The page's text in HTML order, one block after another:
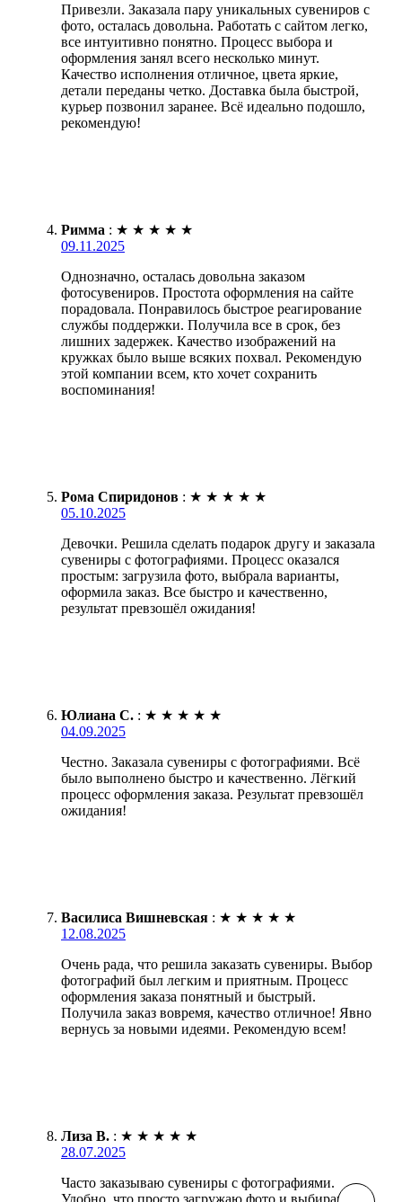
Привезли. Заказала пару уникальных сувениров с
фото, осталась довольна. Работать с сайтом легко,
все интуитивно понятно. Процесс выбора и
оформления занял всего несколько минут.
Качество исполнения отличное, цвета яркие,
детали переданы четко. Доставка была быстрой,
курьер позвонил заранее. Всё идеально подошло,
рекомендую!
Римма : ★ ★ ★ ★ ★
09.11.2025
Однозначно, осталась довольна заказом
фотосувениров. Простота оформления на сайте
порадовала. Понравилось быстрое реагирование
службы поддержки. Получила все в срок, без
лишних задержек. Качество изображений на
кружках было выше всяких похвал. Рекомендую
этой компании всем, кто хочет сохранить
воспоминания!
Рома Спиридонов : ★ ★ ★ ★ ★
05.10.2025
Девочки. Решила сделать подарок другу и заказала
сувениры с фотографиями. Процесс оказался
простым: загрузила фото, выбрала варианты,
оформила заказ. Все быстро и качественно,
результат превзошёл ожидания!
Юлиана С. : ★ ★ ★ ★ ★
04.09.2025
Честно. Заказала сувениры с фотографиями. Всё
было выполнено быстро и качественно. Лёгкий
процесс оформления заказа. Результат превзошёл
ожидания!
Василиса Вишневская : ★ ★ ★ ★ ★
12.08.2025
Очень рада, что решила заказать сувениры. Выбор
фотографий был легким и приятным. Процесс
оформления заказа понятный и быстрый.
Получила заказ вовремя, качество отличное! Явно
вернусь за новыми идеями. Рекомендую всем!
Лиза В. : ★ ★ ★ ★ ★
28.07.2025
Часто заказываю сувениры с фотографиями.
Удобно, что просто загружаю фото и выбираю